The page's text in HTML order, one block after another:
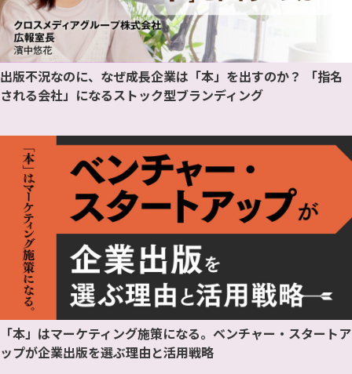
出版不況なのに、なぜ成長企業は「本」を出すのか？ 「指名
される会社」になるストック型ブランディング
「本」はマーケティング施策になる。ベンチャー・スタートア
ップが企業出版を選ぶ理由と活用戦略